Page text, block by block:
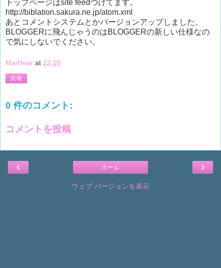
トップページはsite feedつけてます。
http://biblation.sakura.ne.jp/atom.xml
あとコメントシステムとかバージョンアップしました。
BLOGGERに飛んじゃうのはBLOGGERの新しい仕様なの
で気にしないでください。
MarHear at 22:10
共有
0 件のコメント:
コメントを投稿
‹ ›
ホーム
ウェブ バージョンを表示